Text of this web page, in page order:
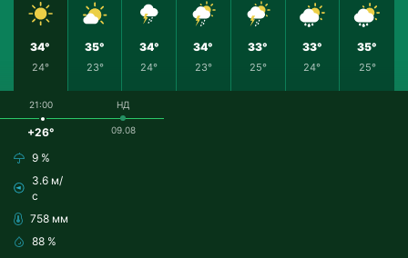
34°
24°
35°
23°
34°
24°
34°
23°
33°
25°
33°
24°
35°
25°
21:00
+26°
9 %
3.6 м/
с
758 мм
88 %
НД
09.08